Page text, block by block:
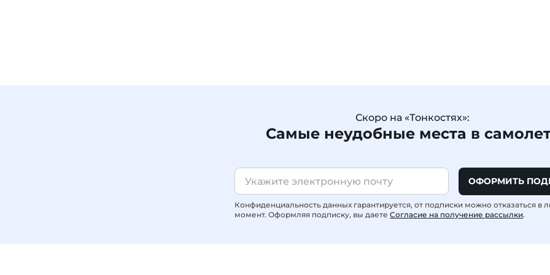
Скоро на «Тонкостях»:
Самые неудобные места в
ОФОРМИТЬ
Конфиденциальность данных гарантируется, от подписки можно отказаться в
момент. Оформляя подписку, вы даете Согласие на получение рассылки.